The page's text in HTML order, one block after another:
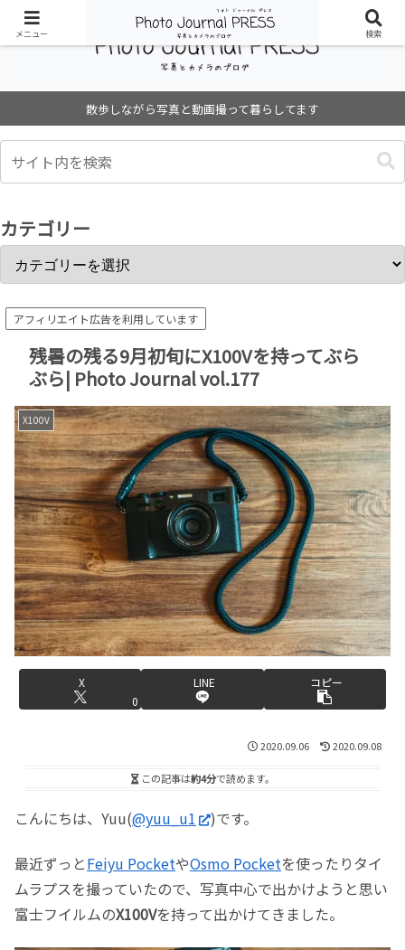
散歩しながら写真と動画撮って暮らしてます
カテゴリー
アフィリエイト広告を利用しています
残暑の残る9月初旬にX100Vを持ってぶら
ぶら| Photo Journal vol.177
X100V
X
0
LINE コピー
2020.09.06 2020.09.08
この記事は約4分で読めます。
こんにちは、Yuu(@yuu_u1 )です。
最近ずっとFeiyu PocketやOsmo Pocketを使ったりタイ
ムラプスを撮っていたので、写真中心で出かけようと思い
富士フイルムのX100Vを持って出かけてきました。
メニュー 検索